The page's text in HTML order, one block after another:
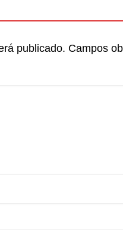
publicado. Campos